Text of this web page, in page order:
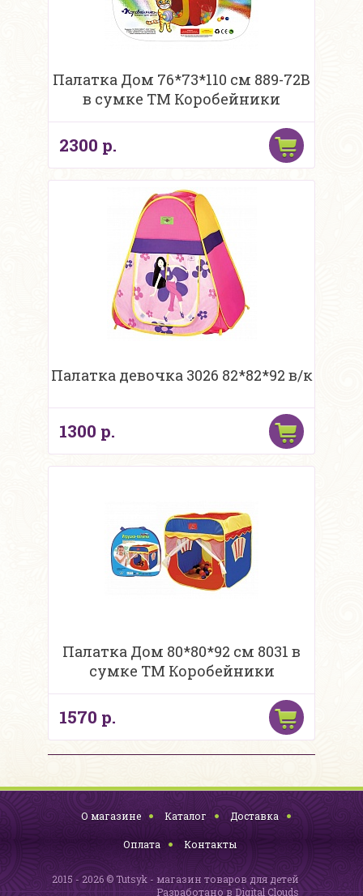
Палатка Дом 76*73*110 см 889-72В
в сумке ТМ Коробейники
2300 р.
Палатка девочка 3026 82*82*92 в/к
1300 р.
Палатка Дом 80*80*92 см 8031 в
сумке ТМ Коробейники
1570 р.
О магазине Каталог Доставка
Оплата Контакты
2015 - 2026 © Tutsyk - магазин товаров для детей
Разработано в Digital Clouds